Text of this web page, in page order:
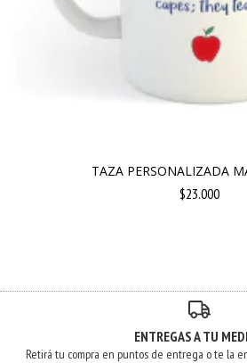
TAZA PERSONALIZADA
$23.000
ENTREGAS A TU
Retirá tu compra en puntos de entrega o te la